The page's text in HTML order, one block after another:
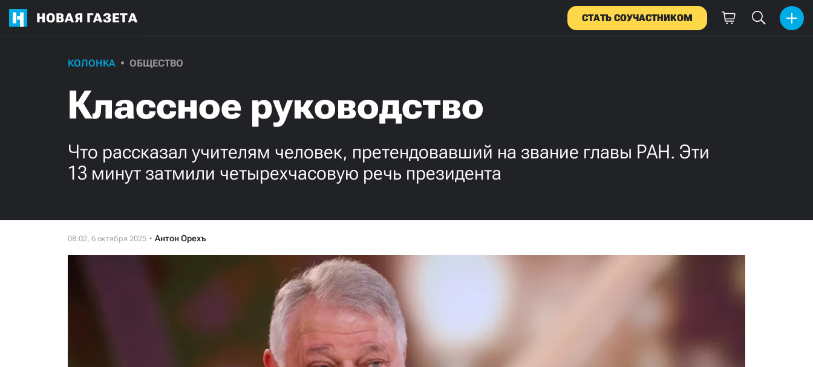
НОВАЯ ГАЗЕТА СТАТЬ СОУЧАСТНИКОМ
КОЛОНКА ОБЩЕСТВО
Классное руководство
Что рассказал учителям человек, претендовавший на звание главы РАН. Эти
13 минут затмили четырехчасовую речь президента
Антон Орехъ